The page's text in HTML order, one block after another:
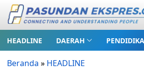
HEADLINE DAERAH
Beranda » HEADLINE